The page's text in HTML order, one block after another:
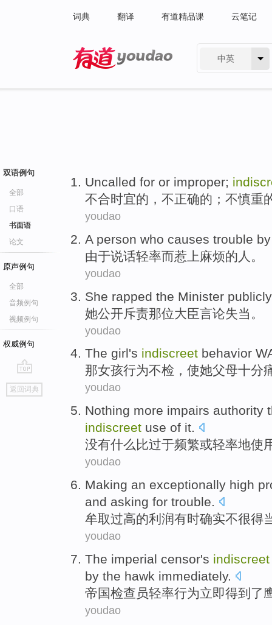
词典 翻译 有道精品课 云笔记
中英
双语例句
全部
口语
书面语
论文
原声例句
全部
音频例句
视频例句
权威例句
go
top
返回词典
Uncalled for or improper;
不合时宜的， 不正确的；不慎重
youdao
A person who causes trouble by
由于说话轻率而惹 上麻烦的 人 。
youdao
She rapped the Minister publicly
她公开斥责那位大臣言论失当 。
youdao
The girl's indiscreet behavior
那女孩行为不检 ，使她父母十分
youdao
Nothing more impairs authority
indiscreet use of it.
没有什么 比过于频繁或轻率地使
youdao
Making an exceptionally high
and asking for trouble.
牟取过高的利润有时确实不很得
youdao
The imperial censor's indiscreet
by the hawk immediately.
帝国检查员轻率行为立即得到 了
youdao